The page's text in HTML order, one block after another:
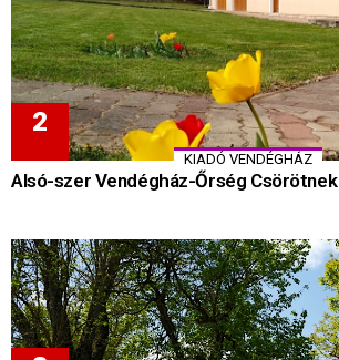
KIADÓ VENDÉGHÁZ
Alsó-szer Vendégház-Őrség Csörötnek